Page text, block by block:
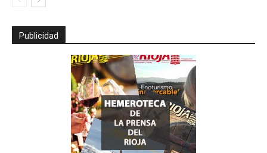
Publicidad